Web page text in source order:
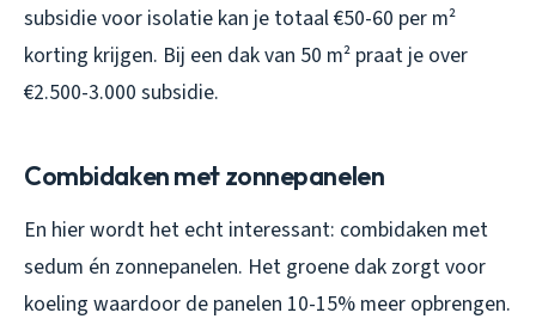
subsidie voor isolatie kan je totaal €50-60 per m²
korting krijgen. Bij een dak van 50 m² praat je over
€2.500-3.000 subsidie.
Combidaken met zonnepanelen
En hier wordt het echt interessant: combidaken met
sedum én zonnepanelen. Het groene dak zorgt voor
koeling waardoor de panelen 10-15% meer opbrengen.